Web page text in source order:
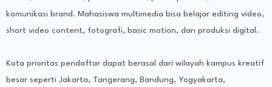
komunikasi brand. Mahasiswa multimedia bisa belajar editing video,
short video content, fotografi, basic motion, dan produksi digital.
Kota prioritas pendaftar dapat berasal dari wilayah kampus kreatif
besar seperti Jakarta, Tangerang, Bandung, Yogyakarta,